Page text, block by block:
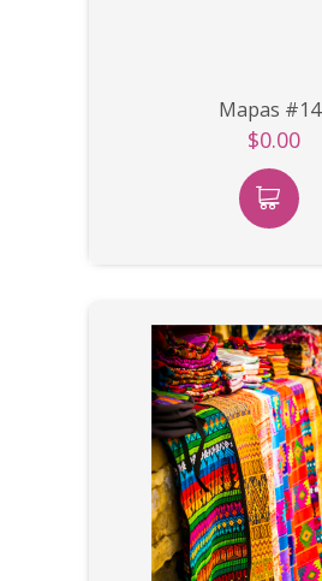
Mapas #14
$0.00